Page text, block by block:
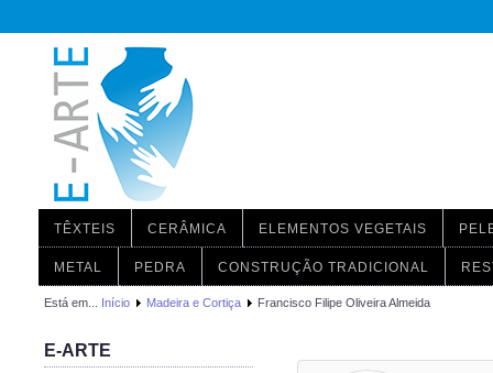
TÊXTEIS CERÂMICA ELEMENTOS VEGETAIS
METAL PEDRA CONSTRUÇÃO TRADICIONAL
Está em... Início Madeira e Cortiça Francisco Filipe Oliveira Almeida
E-ARTE